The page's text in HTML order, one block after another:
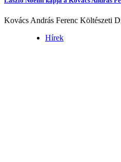
Kovács András Ferenc Költészeti
Hírek